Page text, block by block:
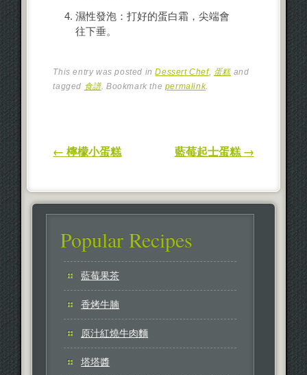
濕性發泡：打好的蛋白霜，尖端會
往下垂。
This entry was posted inDessert Chef, 蛋糕 and
tagged 食譜. Bookmark the permalink.
Post navigation
← 檸檬小蛋糕 藍莓起士蛋糕→
Popular Recipes
藍莓果茶
香烤牛腩
原汁紅燒牛肉麵
塔塔醬